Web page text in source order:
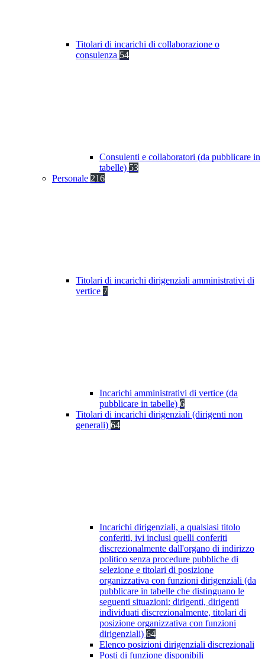
Titolari di incarichi di collaborazione o
consulenza 54
Consulenti e collaboratori (da pubblicare in
tabelle) 53
Personale 216
Titolari di incarichi dirigenziali amministrativi di
vertice 7
Incarichi amministrativi di vertice (da
pubblicare in tabelle) 6
Titolari di incarichi dirigenziali (dirigenti non
generali) 64
Incarichi dirigenziali, a qualsiasi titolo
conferiti, ivi inclusi quelli conferiti
discrezionalmente dall'organo di indirizzo
politico senza procedure pubbliche di
selezione e titolari di posizione
organizzativa con funzioni dirigenziali (da
pubblicare in tabelle che distinguano le
seguenti situazioni: dirigenti, dirigenti
individuati discrezionalmente, titolari di
posizione organizzativa con funzioni
dirigenziali) 64
Elenco posizioni dirigenziali discrezionali
Posti di funzione disponibili